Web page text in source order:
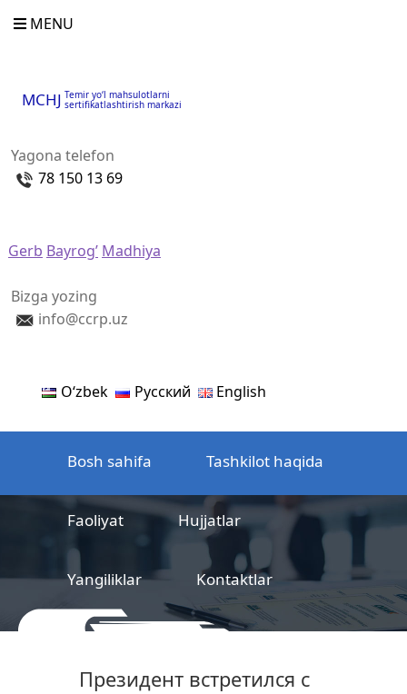
MENU
MCHJ Temir yo‘l mahsulotlarni
sertifikatlashtirish markazi
Yagona telefon
78 150 13 69
Gerb Bayrog’ Madhiya
Bizga yozing
info@ccrp.uz
Oʻzbek Русский English
Bosh sahifa Tashkilot haqida
Faoliyat Hujjatlar
Yangiliklar Kontaktlar
sertifikatlashtirish markazi
Президент встретился с